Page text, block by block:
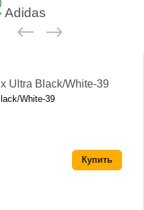
Adidas
White-39
Купить